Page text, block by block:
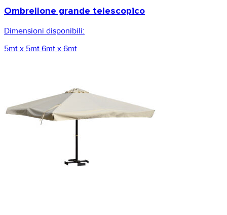
Ombrellone grande telescopico
Dimensioni disponibili:
5mt x 5mt 6mt x 6mt